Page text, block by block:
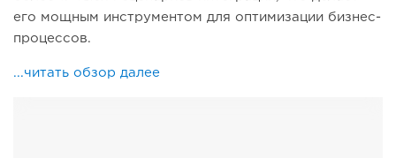
его мощным инструментом для оптимизации бизнес-
процессов.
...читать обзор далее